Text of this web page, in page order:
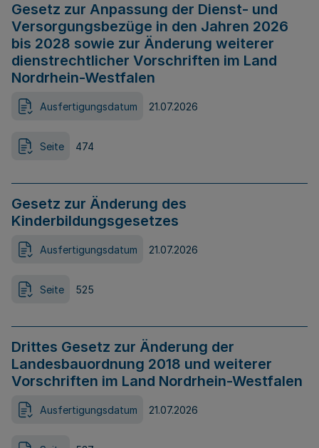
Gesetz zur Anpassung der Dienst- und
Versorgungsbezüge in den Jahren 2026
bis 2028 sowie zur Änderung weiterer
dienstrechtlicher Vorschriften im Land
Nordrhein-Westfalen
Ausfertigungsdatum 21.07.2026
Seite 474
Gesetz zur Änderung des
Kinderbildungsgesetzes
Ausfertigungsdatum 21.07.2026
Seite 525
Drittes Gesetz zur Änderung der
Landesbauordnung 2018 und weiterer
Vorschriften im Land Nordrhein-Westfalen
Ausfertigungsdatum 21.07.2026